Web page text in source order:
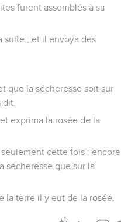
furent assemblés à sa
suite ; et il envoya des
que la sécheresse soit sur
exprima la rosée de la
cette fois : encore
sécheresse que sur la
la terre il y eut de la rosée.